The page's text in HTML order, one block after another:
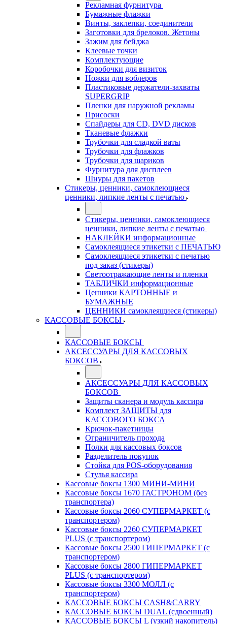
Рекламная фурнитура
Бумажные флажки
Винты, заклепки, соединители
Заготовки для брелоков. Жетоны
Зажим для бейджа
Клеевые точки
Комплектующие
Коробочки для визиток
Ножки для воблеров
Пластиковые держатели-захваты
SUPERGRIP
Пленки для наружной рекламы
Присоски
Спайдеры для CD, DVD дисков
Тканевые флажки
Трубочки для сладкой ваты
Трубочки для флажков
Трубочки для шариков
Фурнитура для дисплеев
Шнуры для пакетов
Стикеры, ценники, самоклеющиеся
ценники, липкие ленты с печатью
Стикеры, ценники, самоклеющиеся
ценники, липкие ленты с печатью
НАКЛЕЙКИ информационные
Самоклеящиеся этикетки с ПЕЧАТЬЮ
Самоклеящиеся этикетки с печатью
под заказ (стикеры)
Светоотражающие ленты и пленки
ТАБЛИЧКИ информационные
Ценники КАРТОННЫЕ и
БУМАЖНЫЕ
ЦЕННИКИ самоклеящиеся (стикеры)
КАССОВЫЕ БОКСЫ
КАССОВЫЕ БОКСЫ
АКСЕССУАРЫ ДЛЯ КАССОВЫХ
БОКСОВ
АКСЕССУАРЫ ДЛЯ КАССОВЫХ
БОКСОВ
Защиты сканера и модуль кассира
Комплект ЗАЩИТЫ для
КАССОВОГО БОКСА
Крючок-пакетницы
Ограничитель прохода
Полки для кассовых боксов
Разделитель покупок
Стойка для POS-оборудования
Стулья кассира
Кассовые боксы 1300 МИНИ-МИНИ
Кассовые боксы 1670 ГАСТРОНОМ (без
транспортера)
Кассовые боксы 2060 СУПЕРМАРКЕТ (с
транспортером)
Кассовые боксы 2260 СУПЕРМАРКЕТ
PLUS (с транспортером)
Кассовые боксы 2500 ГИПЕРМАРКЕТ (с
транспортером)
Кассовые боксы 2800 ГИПЕРМАРКЕТ
PLUS (с транспортером)
Кассовые боксы 3300 МОЛЛ (с
транспортером)
КАССОВЫЕ БОКСЫ CASH&CARRY
КАССОВЫЕ БОКСЫ DUAL (сдвоенный)
КАССОВЫЕ БОКСЫ L (узкий накопитель)